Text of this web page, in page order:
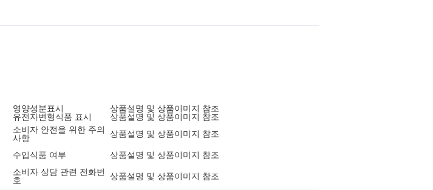
영양성분표시
상품설명 및 상품이미지 참조
유전자변형식품 표시
상품설명 및 상품이미지 참조
소비자 안전을 위한 주의
사항
상품설명 및 상품이미지 참조
수입식품 여부
상품설명 및 상품이미지 참조
소비자 상담 관련 전화번
호
상품설명 및 상품이미지 참조